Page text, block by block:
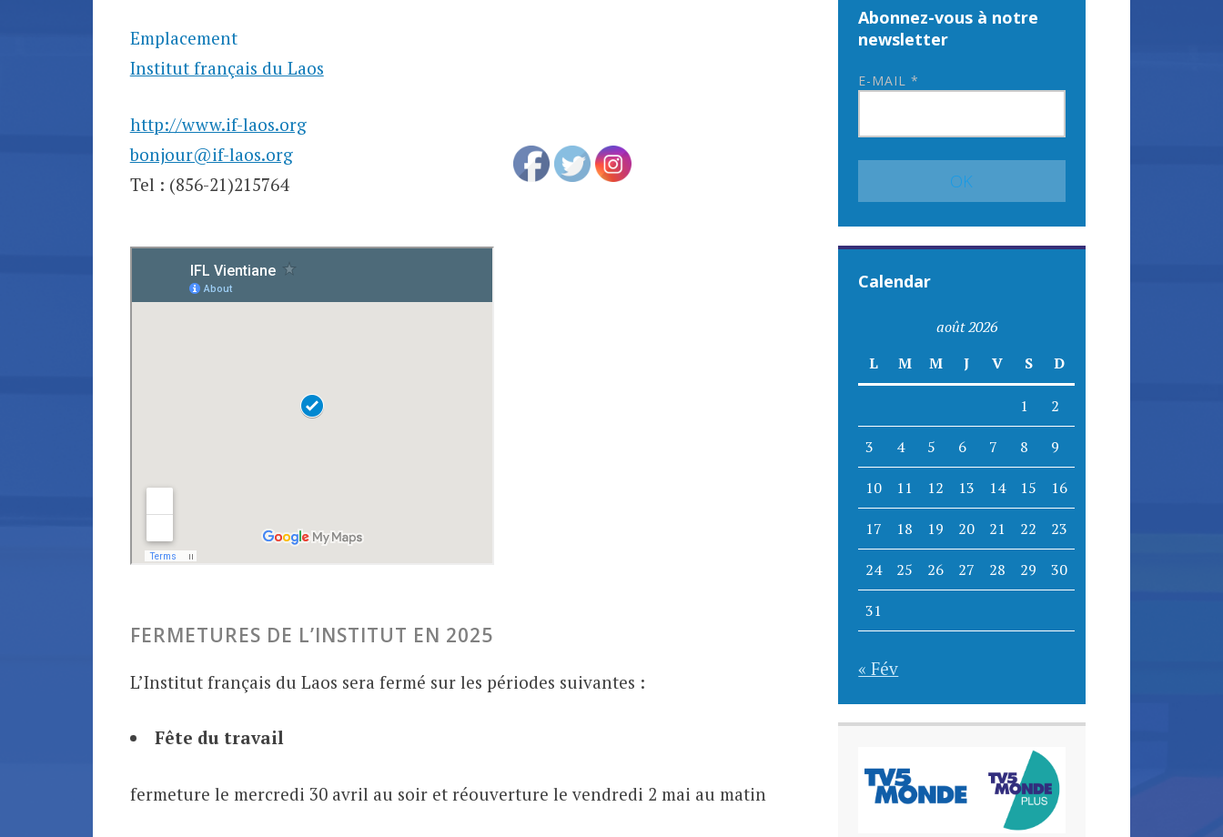
Emplacement
Institut français du Laos
http://www.if-laos.org
bonjour@if-laos.org
Tel : (856-21)215764
FERMETURES DE L’INSTITUT EN 2025
L’Institut français du Laos sera fermé sur les périodes suivantes :
Fête du travail
fermeture le mercredi 30 avril au soir et réouverture le vendredi 2 mai au matin
Abonnez-vous à notre
newsletter
E-MAIL*
Calendar
août 2026
L
M M J V S D
1 2
3 4 5 6 7 8 9
10 11 12 13 14 15 16
17 18 19 20 21 22 23
24 25 26 27 28 29 30
31
« Fév